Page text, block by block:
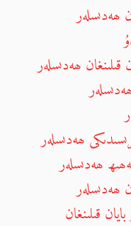
ھەدىسلەر
ھەدىسلەر
ھەدىسلەر
ھەدىسلەر
ھەدىسلەر
قىلىنغان